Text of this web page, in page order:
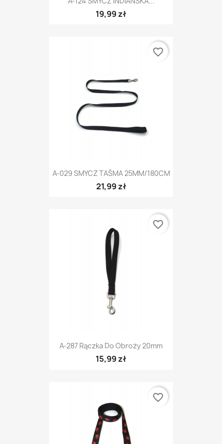
19,99 zł
A-029 SMYCZ TAŚMA 25MM/180CM
21,99 zł
favorite_border
A-287 Rączka Do Obroży 20mm
15,99 zł
favorite_border
favorite_border